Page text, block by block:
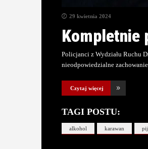
29 kwietnia 2024
Kompletnie
Policjanci z Wydziału Ruchu
nieodpowiedzialne
Czytaj więcej
TAGI POSTU:
alkohol karawan